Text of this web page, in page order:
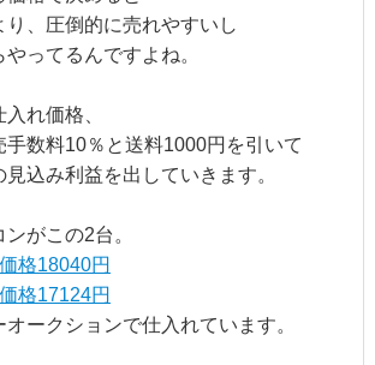
り、圧倒的に売れやすいし
ってるんですよね。
れ価格、
手数料10％と送料1000円を引いて
込み利益を出していきます。
がこの2台。
格18040円
格17124円
ークションで仕入れています。